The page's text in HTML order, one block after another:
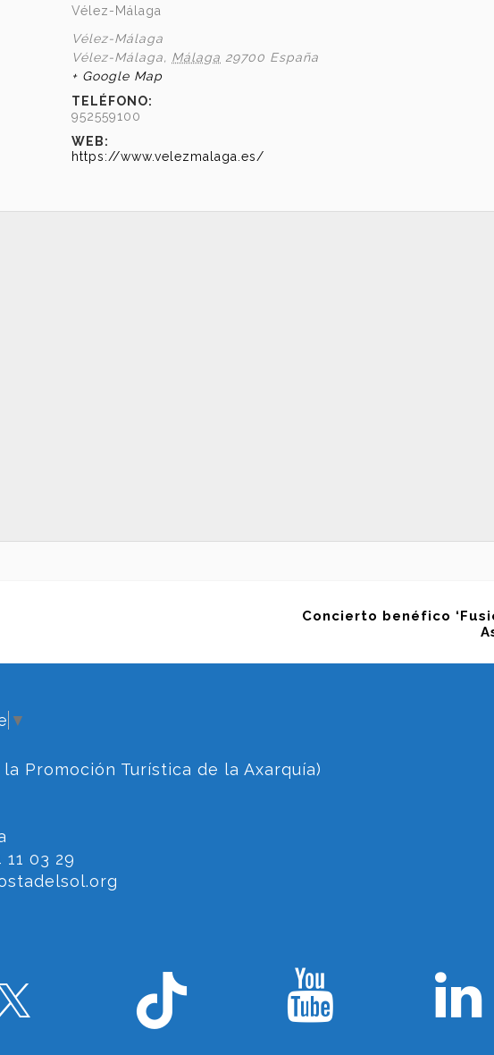
Vélez-Málaga
Vélez-Málaga
Vélez-Málaga, Málaga 29700 España
+ Google Map
TELÉFONO:
952559100
WEB:
https://www.velezmalaga.es/
Concierto benéfico
▼
Promoción Turística de la Axarquía)
03 29